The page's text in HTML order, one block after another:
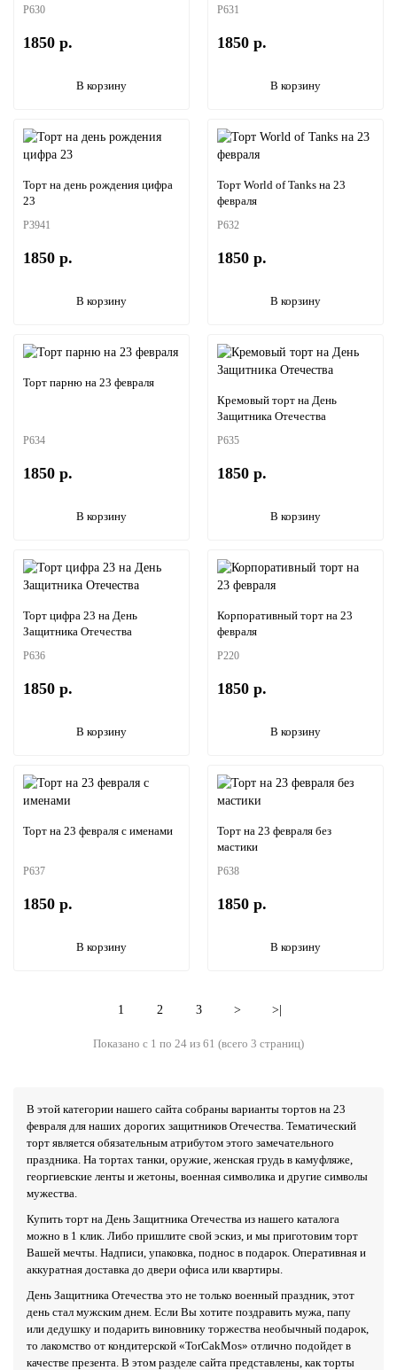
P630
1850 р.
В корзину
P631
1850 р.
В корзину
Торт на день рождения цифра
23
P3941
1850 р.
В корзину
Торт World of Tanks на 23
февраля
P632
1850 р.
В корзину
Торт парню на 23 февраля
P634
1850 р.
В корзину
Кремовый торт на День
Защитника Отечества
P635
1850 р.
В корзину
Торт цифра 23 на День
Защитника Отечества
P636
1850 р.
В корзину
Корпоративный торт на 23
февраля
P220
1850 р.
В корзину
Торт на 23 февраля с именами
P637
1850 р.
В корзину
Торт на 23 февраля без
мастики
P638
1850 р.
В корзину
1 2 3 > >|
Показано с 1 по 24 из 61 (всего 3 страниц)
В этой категории нашего сайта собраны варианты тортов на 23
февраля для наших дорогих защитников Отечества. Тематический
торт является обязательным атрибутом этого замечательного
праздника. На тортах танки, оружие, женская грудь в камуфляже,
георгиевские ленты и жетоны, военная символика и другие символы
мужества.
Купить торт на День Защитника Отечества из нашего каталога
можно в 1 клик. Либо пришлите свой эскиз, и мы приготовим торт
Вашей мечты. Надписи, упаковка, поднос в подарок. Оперативная и
аккуратная доставка до двери офиса или квартиры.
День Защитника Отечества это не только военный праздник, этот
день стал мужским днем. Если Вы хотите поздравить мужа, папу
или дедушку и подарить виновнику торжества необычный подарок,
то лакомство от кондитерской «TorCakMos» отлично подойдет в
качестве презента. В этом разделе сайта представлены, как торты